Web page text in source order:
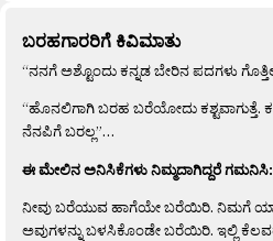
ಬರಹಗಾರರಿಗೆ ಕಿವಿಮಾತು
“ನನಗೆ ಅಶ್ಟೊಂದು ಕನ್ನಡ ಬೇರಿನ ಪದಗಳು
“ಹೊನಲಿಗಾಗಿ ಬರಹ ಬರೆಯೋದು ಕಶ್ಟವಾಗುತ್ತೆ.
ನೆನಪಿಗೆ ಬರಲ್ಲ”…
ಈ ಮೇಲಿನ ಅನಿಸಿಕೆಗಳು ನಿಮ್ಮದಾಗಿದ್ದರೆ ಗಮನಿಸಿ:
ನೀವು ಬರೆಯುವ ಹಾಗೆಯೇ ಬರೆಯಿರಿ. ನಿಮಗೆ
ಅವುಗಳನ್ನು ಬಳಸಿಕೊಂಡೇ ಬರೆಯಿರಿ. ಇಲ್ಲಿ